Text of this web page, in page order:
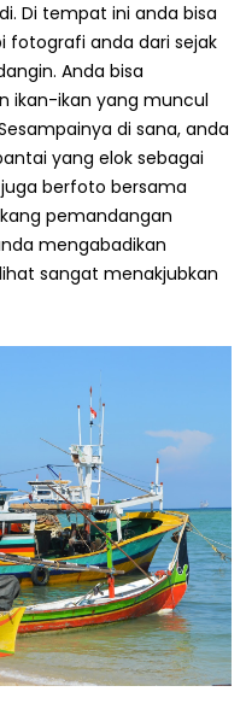
Di tempat ini anda bisa
fotografi anda dari sejak
Anda bisa
ikan-ikan yang muncul
di sana, anda
yang elok sebagai
berfoto bersama
pemandangan
mengabadikan
sangat menakjubkan